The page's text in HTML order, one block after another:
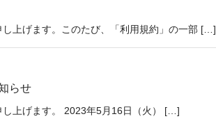
上げます。このたび、「利用規約」の一部 […]
らせ
上げます。 2023年5月16日（火） […]